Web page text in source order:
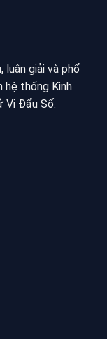
luận giải và phổ
thống Kinh
Vi Đẩu Số.